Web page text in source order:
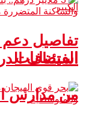
استئناف
من مدارس
تفاصيل دعم
الفيضانات